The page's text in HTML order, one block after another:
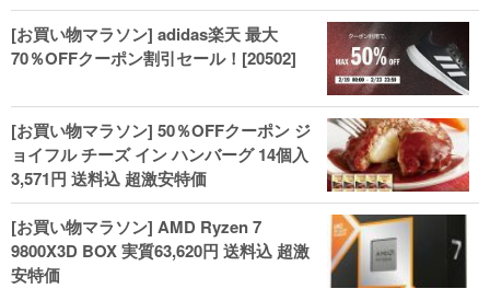
[お買い物マラソン] adidas楽天 最大
70％OFFクーポン割引セール！[20502]
[お買い物マラソン] 50％OFFクーポン ジ
ョイフル チーズ イン ハンバーグ 14個入
3,571円 送料込 超激安特価
[お買い物マラソン] AMD Ryzen 7
9800X3D BOX 実質63,620円 送料込 超激
安特価